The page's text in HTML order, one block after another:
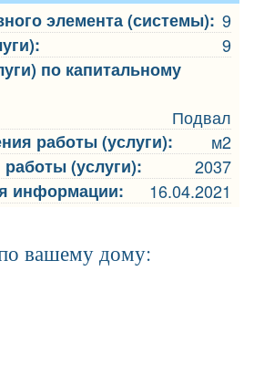
элемента (системы): 9
9
по капитальному
Подвал
работы (услуги):
м2
(услуги):
2037
информации:
16.04.2021
вашему дому: